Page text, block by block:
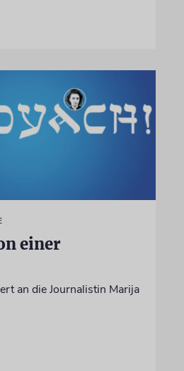
einer
an die Journalistin Marija